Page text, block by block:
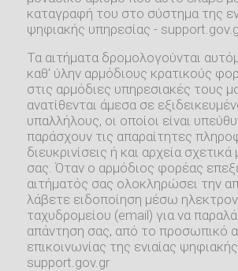
καταγραφή του στο σύστημα της
ψηφιακής υπηρεσίας -
Τα αιτήματα δρομολογούνται
καθ' ύλην αρμόδιους κρατικούς
στις αρμόδιες υπηρεσιακές τους
ανατίθενται άμεσα σε
υπαλλήλους, οι οποίοι είναι
παράσχουν τις απαραίτητες
διευκρινίσεις ή και αρχεία
σας. Όταν ο αρμόδιος φορέας
αιτήματός σας ολοκληρώσει την
λάβετε ειδοποίηση μέσω
ταχυδρομείου (email) για να
απάντηση σας, από το προσωπικό
επικοινωνίας της ενιαίας
support.gov.gr